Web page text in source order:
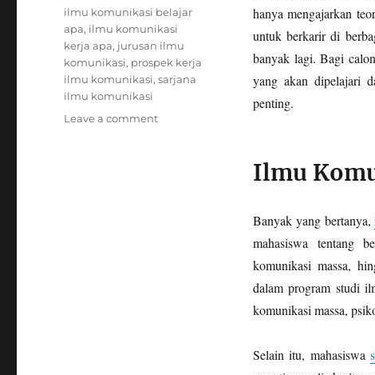
hanya mengajarkan
untuk berkarir di
banyak lagi. Bagi
yang akan dipelajari
penting.
Ilmu
Banyak yang bertanya,
mahasiswa tentang
komunikasi massa,
dalam program studi
komunikasi massa,
Selain itu, mahasiswa
Tags
ilmu komunikasi belajar
apa, ilmu komunikasi
kerja apa, jurusan ilmu
komunikasi, prospek kerja
ilmu komunikasi,sarjana
ilmu komunikasi
Leave a commenton